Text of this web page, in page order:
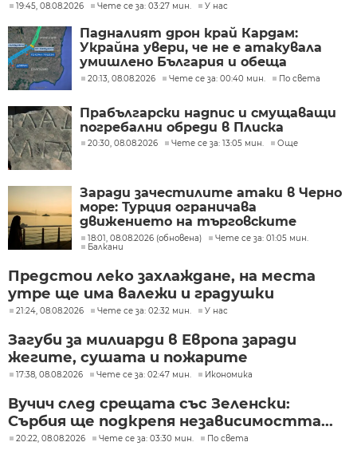
19:45, 08.08.2026 Чете се за: 03:27 мин. У нас
Падналият дрон край Кардам:
Украйна увери, че не е атакувала
умишлено България и обеща
разследване
20:13, 08.08.2026 Чете се за: 00:40 мин. По света
Прабългарски надпис и смущаващи
погребални обреди в Плиска
20:30, 08.08.2026 Чете се за: 13:05 мин. Още
Заради зачестилите атаки в Черно
море: Турция ограничава
движението на търговските
кораби
18:01, 08.08.2026 (обновена)
Чете се за: 01:05 мин.
Балкани
Предстои леко захлаждане, на места
утре ще има валежи и градушки
21:24, 08.08.2026 Чете се за: 02:32 мин. У нас
Загуби за милиарди в Европа заради
жегите, сушата и пожарите
17:38, 08.08.2026 Чете се за: 02:47 мин. Икономика
Вучич след срещата със Зеленски:
Сърбия ще подкрепя независимостта...
20:22, 08.08.2026 Чете се за: 03:30 мин. По света